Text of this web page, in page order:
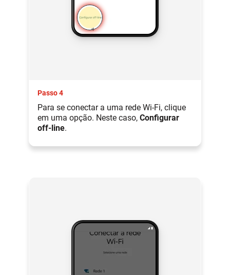
Passo 4
Para se conectar a uma rede Wi-Fi, clique
em uma opção. Neste caso, Configurar
off-line.